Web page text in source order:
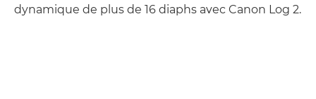
dynamique de plus de 16 diaphs avec Canon Log 2.